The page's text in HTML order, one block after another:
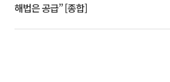
해법은 공급” [종합]